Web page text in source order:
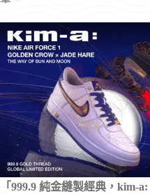
「999.9 純金縫製經典， kim-a: